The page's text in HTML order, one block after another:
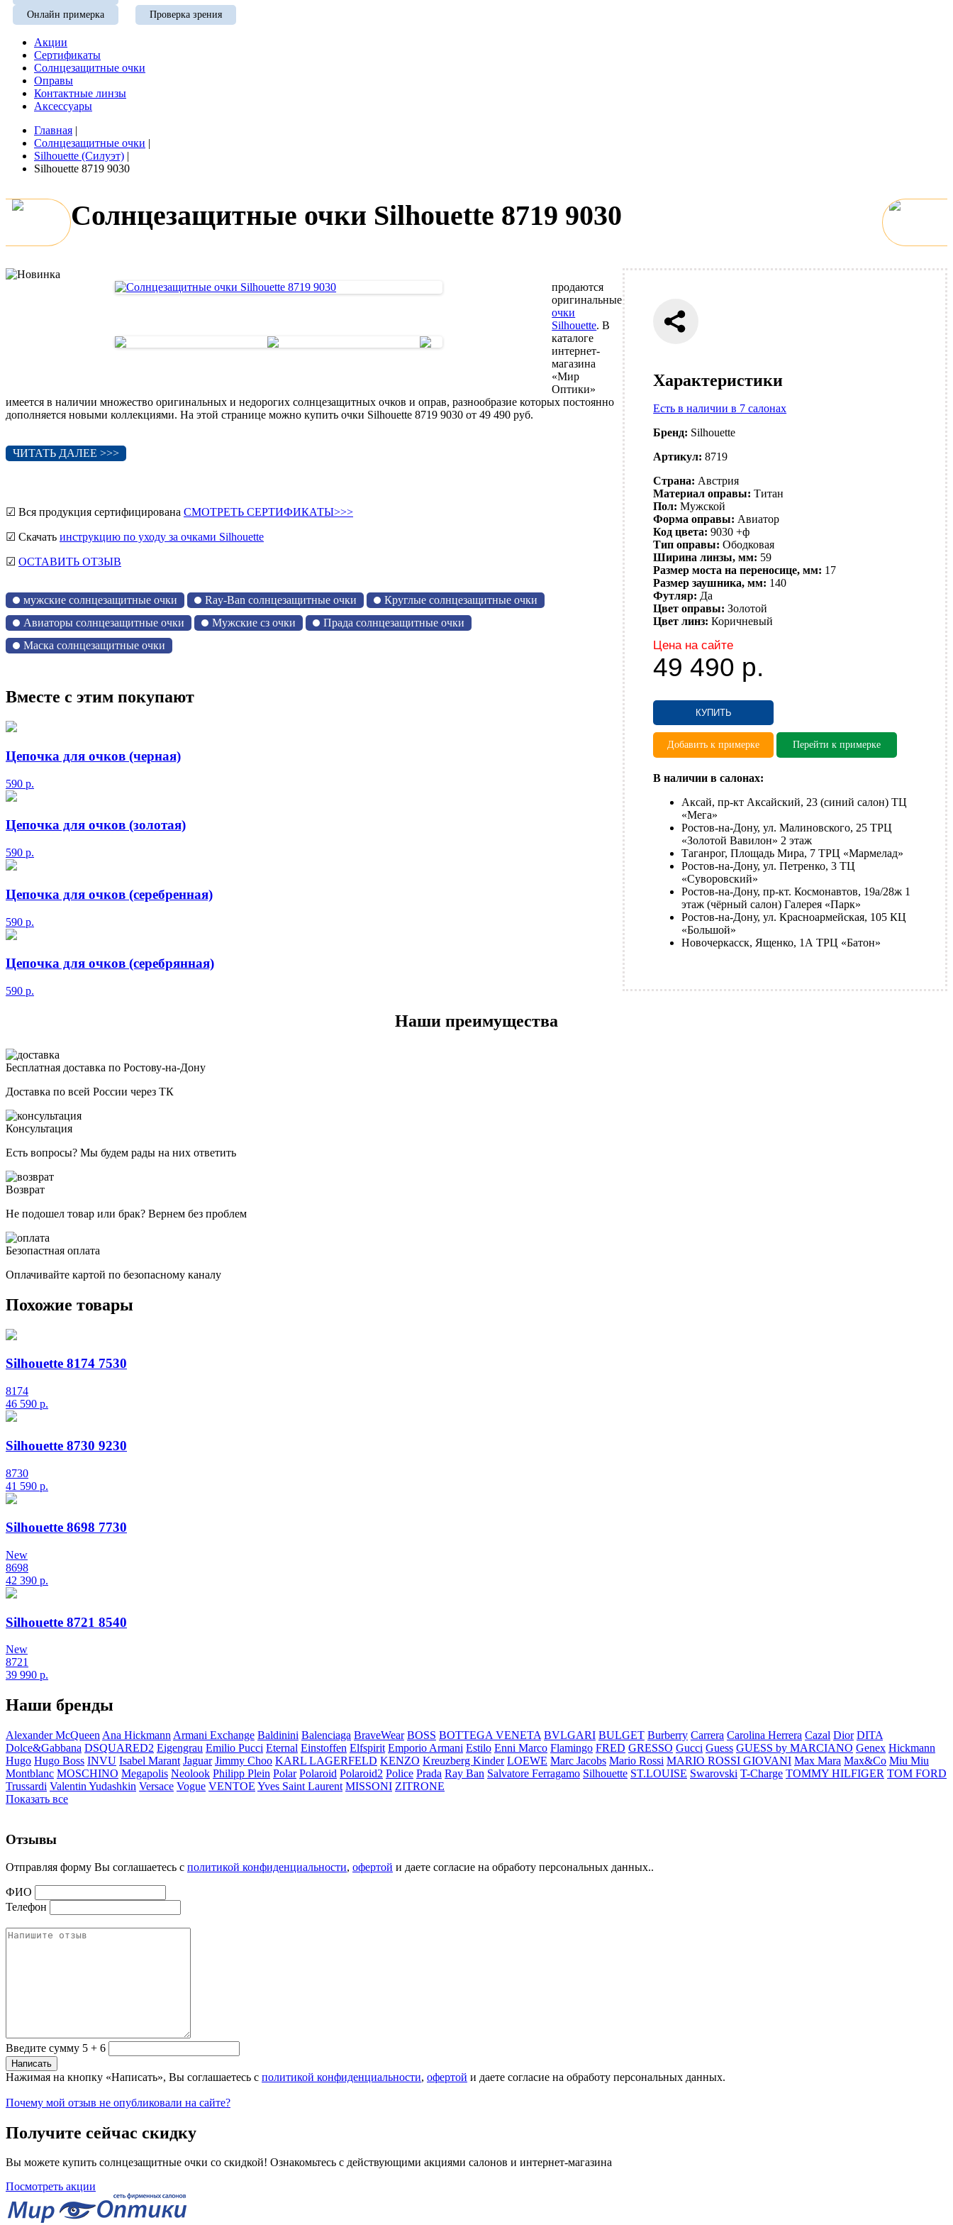
Онлайн примерка Проверка зрения
Акции
Сертификаты
Солнцезащитные очки
Оправы
Контактные линзы
Аксессуары
Главная |
Солнцезащитные очки |
Silhouette (Силуэт) |
Silhouette 8719 9030
Солнцезащитные очки Silhouette 8719 9030
Характеристики
Есть в наличии в 7 салонах
Бренд: Silhouette
Артикул: 8719
Страна: Австрия
Материал оправы: Титан
Пол: Мужской
Форма оправы: Авиатор
Код цвета: 9030 +ф
Тип оправы: Ободковая
Ширина линзы, мм: 59
Размер моста на переносице, мм: 17
Размер заушника, мм: 140
Футляр: Да
Цвет оправы: Золотой
Цвет линз: Коричневый
Цена на сайте
49 490 р.
КУПИТЬ
Добавить к примерке Перейти к примерке
В наличии в салонах:
Аксай, пр-кт Аксайский, 23 (синий салон) ТЦ
«Мега»
Ростов-на-Дону, ул. Малиновского, 25 ТРЦ
«Золотой Вавилон» 2 этаж
Таганрог, Площадь Мира, 7 ТРЦ «Мармелад»
Ростов-на-Дону, ул. Петренко, 3 ТЦ
«Суворовский»
Ростов-на-Дону, пр-кт. Космонавтов, 19а/28ж 1
этаж (чёрный салон) Галерея «Парк»
Ростов-на-Дону, ул. Красноармейская, 105 КЦ
«Большой»
Новочеркасск, Ященко, 1А ТРЦ «Батон»
продаются
оригинальные
очки
Silhouette. В
каталоге
интернет-
магазина
«Мир
Оптики»
имеется в наличии множество оригинальных и недорогих солнцезащитных очков и оправ, разнообразие которых постоянно
дополняется новыми коллекциями. На этой странице можно купить очки Silhouette 8719 9030 от 49 490 руб.
ЧИТАТЬ ДАЛЕЕ >>>
☑ Вся продукция сертифицирована СМОТРЕТЬ СЕРТИФИКАТЫ>>>
☑ Скачать инструкцию по уходу за очками Silhouette
☑ ОСТАВИТЬ ОТЗЫВ
мужские солнцезащитные очки Ray-Ban солнцезащитные очки
Круглые солнцезащитные очки
Авиаторы солнцезащитные очки
Мужские сз очки
Прада солнцезащитные очки
Маска солнцезащитные очки
Вместе с этим покупают
Цепочка для очков (черная)
590 р.
Цепочка для очков (золотая)
590 р.
Цепочка для очков (серебренная)
590 р.
Цепочка для очков (серебрянная)
590 р.
Наши преимущества
Бесплатная доставка по Ростову-на-Дону
Доставка по всей России через ТК
Консультация
Есть вопросы? Мы будем рады на них ответить
Возврат
Не подошел товар или брак? Вернем без проблем
Безопастная оплата
Оплачивайте картой по безопасному каналу
Похожие товары
Silhouette 8174 7530
8174
46 590 р.
Silhouette 8730 9230
8730
41 590 р.
Silhouette 8698 7730
New
8698
42 390 р.
Silhouette 8721 8540
New
8721
39 990 р.
Наши бренды
Alexander McQueen Ana Hickmann Armani Exchange Baldinini Balenciaga BraveWear BOSS BOTTEGA VENETA BVLGARI BULGET Burberry Carrera Carolina Herrera Cazal Dior DITA
Dolce&Gabbana DSQUARED2 Eigengrau Emilio Pucci Eternal Einstoffen Elfspirit Emporio Armani Estilo Enni Marco Flamingo FRED GRESSO Gucci Guess GUESS by MARCIANO Genex Hickmann
Hugo Hugo Boss INVU Isabel Marant Jaguar Jimmy Choo KARL LAGERFELD KENZO Kreuzberg Kinder LOEWE Marc Jacobs Mario Rossi MARIO ROSSI GIOVANI Max Mara Max&Co Miu Miu
Montblanc MOSCHINO Megapolis Neolook Philipp Plein Polar Polaroid Polaroid2 Police Prada Ray Ban Salvatore Ferragamo Silhouette ST.LOUISE Swarovski T-Charge TOMMY HILFIGER TOM FORD
Trussardi Valentin Yudashkin Versace Vogue VENTOE Yves Saint Laurent MISSONI ZITRONE
Показать все
Отзывы
Отправляя форму Вы соглашаетесь с политикой конфиденциальности, офертой и даете согласие на обработу персональных данных..
ФИО
Телефон
Введите сумму 5 + 6
Нажимая на кнопку «Написать», Вы соглашаетесь с политикой конфиденциальности, офертой и даете согласие на обработу персональных данных.
Почему мой отзыв не опубликовали на сайте?
Получите сейчас скидку
Вы можете купить солнцезащитные очки со скидкой! Ознакомьтесь с действующими акциями салонов и интернет-магазина
Посмотреть акции